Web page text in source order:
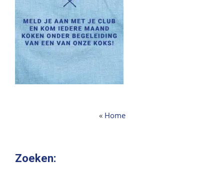
« Home
Zoeken: